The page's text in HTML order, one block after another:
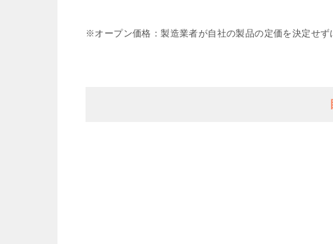
※オープン価格：製造業者が自社の製品の定価を決定せ